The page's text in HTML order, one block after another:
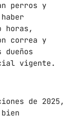
perros y
horas,
correa y
vigente.
de 2025,